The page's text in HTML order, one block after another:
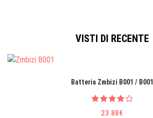
VISTI DI RECENTE
Batteria Zmbizi B001 / B001
23.88€